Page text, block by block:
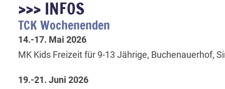
>>> INFOS
TCK Wochenenden
14.-17. Mai 2026
MK Kids Freizeit für 9-13 Jährige, Buchenauerhof,
19.-21. Juni 2026